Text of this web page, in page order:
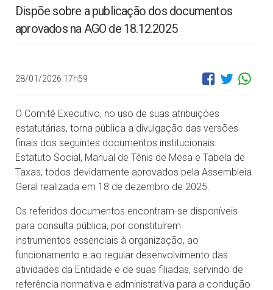
Dispõe sobre a publicação dos documentos
aprovados na AGO de 18.12.2025
28/01/2026 17h59
O Comitê Executivo, no uso de suas atribuições
estatutárias, torna pública a divulgação das versões
finais dos seguintes documentos institucionais:
Estatuto Social, Manual de Tênis de Mesa e Tabela de
Taxas, todos devidamente aprovados pela Assembleia
Geral realizada em 18 de dezembro de 2025.
Os referidos documentos encontram-se disponíveis
para consulta pública, por constituírem
instrumentos essenciais à organização, ao
funcionamento e ao regular desenvolvimento das
atividades da Entidade e de suas filiadas, servindo de
referência normativa e administrativa para a condução